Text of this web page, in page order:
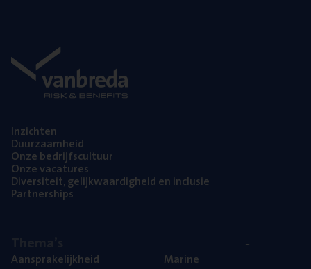
Inzich­ten
Duur­zaam­heid
Onze bedrijfs­cul­tuur
Onze vaca­tu­res
Diver­si­teit, gelijk­waar­dig­heid en inclusie
Part­ner­ships
Aan­spra­ke­lijk­heid
Mari­ne